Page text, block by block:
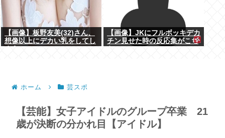
【画像】板野友美(32)さん、
想像以上にデカい乳をしてし
【画像】JKにフルボッキデカ
チン見せた時の反応集がこち
ホーム 芸スポ
【芸能】女子アイドルのグループ卒業 21
歳が決断の分かれ目【アイドル】